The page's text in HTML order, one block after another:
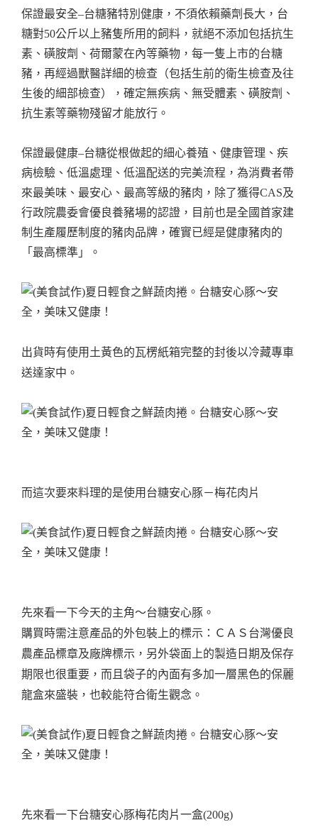
保證最安全–台糖豬特別健康，不須依賴藥劑長大，台
糖對50公斤以上豬隻所用的飼料，就絕不添加包括抗生
素、磺胺劑、荷爾蒙在內等藥物，每一隻上市的台糖
豬，再經過獸醫詳細的檢查（包括生前的衛生檢查及往
生後的細部檢查），確定無疾病、無受體素、磺胺劑、
抗生素等藥物殘留才能放行。
保證最健康–台糖從根做起的細心養殖、健康管理、疾
病檢驗、低溫處理、低溫配送的完美流程，為消費者帶
來最美味、最安心、最高等級的豬肉，除了獲得CAS及
行政院農委會優良養豬場的認證，目前也是全國首家建
制生產履歷制度的豬肉品牌，確實已經是健康豬肉的
「最高標準」。
出貨時有使用土黃色的瓦楞紙箱完整的封後以冷藏專車
送達家中。
而這次要來料理的是使用台糖安心豚－梅花肉片
先來看一下今天的主角～台糖安心豚。
購買時需注意產品的外包裝上的標示：ＣＡＳ台灣優良
農產品標章及廠牌標示，另外袋面上的製造日期及保存
期限也很重要，而且袋子的內面有多加一層黑色的保麗
龍盒來盛裝，也較能符合衛生觀念。
先來看一下台糖安心豚梅花肉片一盒(200g)